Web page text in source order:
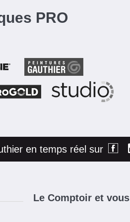
PRO
en temps réel sur
Le Comptoir et vous